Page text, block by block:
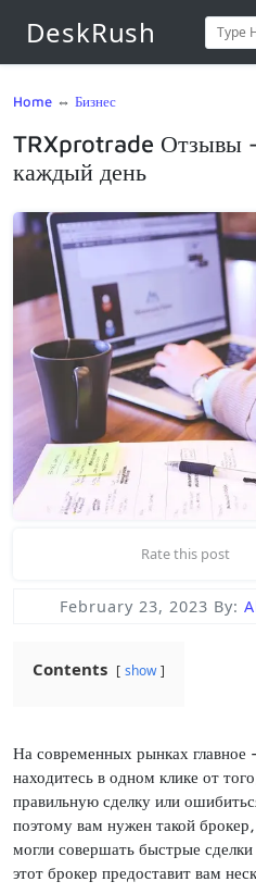
DeskRush
Home ⇔ Бизнес
TRXprotrade Отзывы
каждый день
Rate this post
February 23, 2023 By:
Contents show
На современных рынках главное
находитесь в одном клике от
правильную сделку или
поэтому вам нужен такой брокер,
могли совершать быстрые
этот брокер предоставит вам